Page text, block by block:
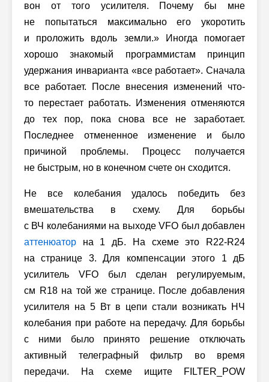
вон от того усилителя. Почему бы мне
не попытаться максимально его укоротить
и проложить вдоль земли.» Иногда помогает
хорошо знакомый программистам принцип
удержания инварианта «все работает». Сначала
все работает. После внесения изменений что-
то перестает работать. Изменения отменяются
до тех пор, пока снова все не заработает.
Последнее отмененное изменение и было
причиной проблемы. Процесс получается
не быстрым, но в конечном счете он сходится.
Не все колебания удалось победить без
вмешательства в схему. Для борьбы
с ВЧ колебаниями на выходе VFO был добавлен
аттенюатор на 1 дБ. На схеме это R22-R24
на странице 3. Для компенсации этого 1 дБ
усилитель VFO был сделан регулируемым,
см R18 на той же странице. После добавления
усилителя на 5 Вт в цепи стали возникать НЧ
колебания при работе на передачу. Для борьбы
с ними было принято решение отключать
активный телеграфный фильтр во время
передачи. На схеме ищите FILTER_POW